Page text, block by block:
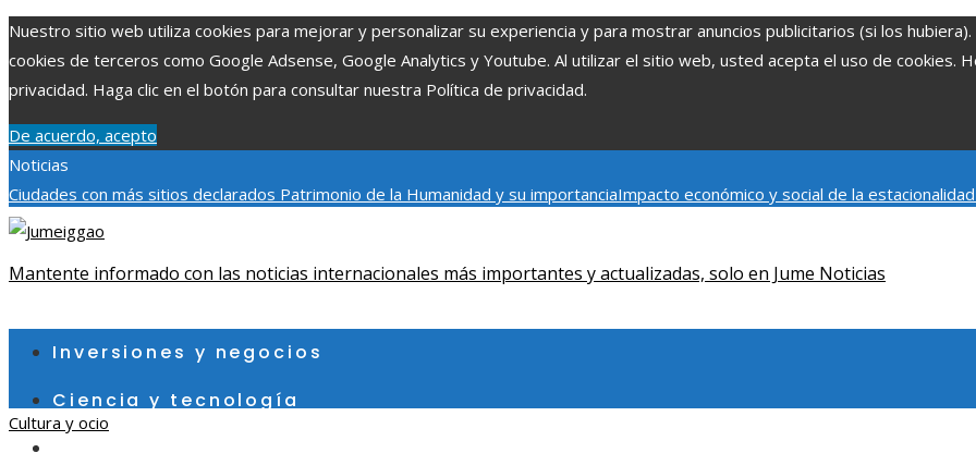
Nuestro sitio web utiliza cookies para mejorar y personalizar su experiencia y para mostrar anuncios publicitarios (si los
cookies de terceros como Google Adsense, Google Analytics y Youtube. Al utilizar el sitio web, usted acepta el uso de cookies.
privacidad. Haga clic en el botón para consultar nuestra Política de privacidad.
De acuerdo, acepto
Noticias
Ciudades con más sitios declarados Patrimonio de la Humanidad y su importanciaImpacto económico y social de la
aumentar la inversión productiva y reducir la fragmentación económica en Bosnia y Herzegovina
viernes, agosto 7
Mantente informado con las noticias internacionales más importantes y actualizadas, solo en Jume Noticias
Inversiones y negocios
Ciencia y tecnología
Cultura y ocio